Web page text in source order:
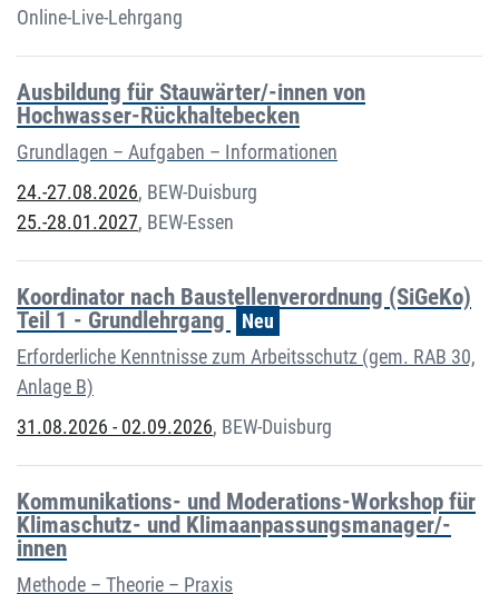
Online-Live-Lehrgang
Ausbildung für Stauwärter/-innen von
Hochwasser-Rückhaltebecken
Grundlagen – Aufgaben – Informationen
24.-27.08.2026, BEW-Duisburg
25.-28.01.2027, BEW-Essen
Koordinator nach Baustellenverordnung (SiGeKo)
Teil 1 - Grundlehrgang
Neu
Erforderliche Kenntnisse zum Arbeitsschutz (gem. RAB 30,
Anlage B)
31.08.2026 - 02.09.2026, BEW-Duisburg
Kommunikations- und Moderations-Workshop für
Klimaschutz- und Klimaanpassungsmanager/-
innen
Methode – Theorie – Praxis